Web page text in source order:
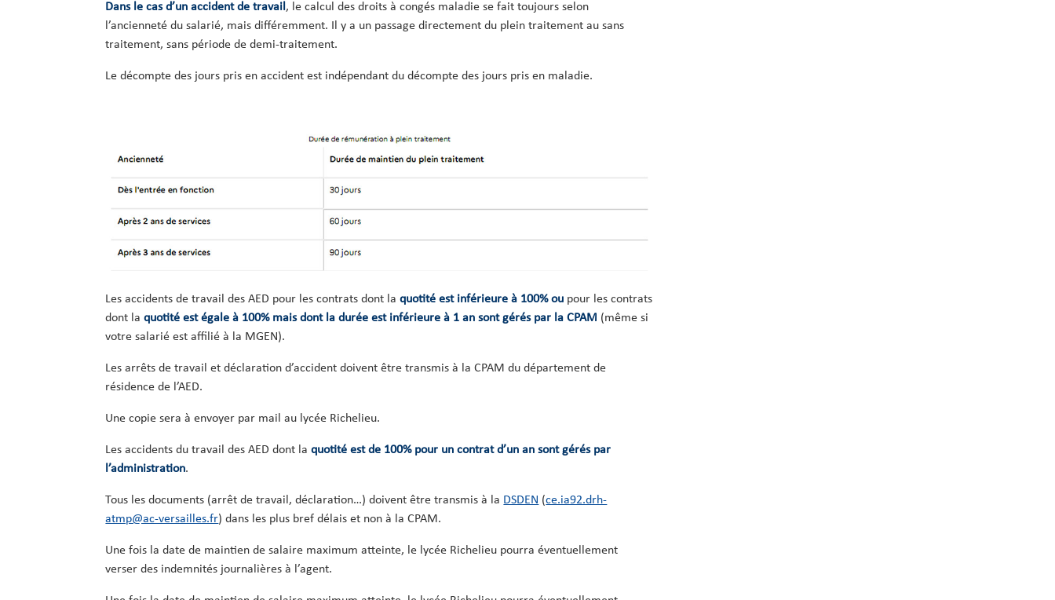
Dans le cas d’un accident de travail, le calcul des droits à congés maladie se fait toujours selon
l’ancienneté du salarié, mais différemment. Il y a un passage directement du plein traitement au sans
traitement, sans période de demi-traitement.
Le décompte des jours pris en accident est indépendant du décompte des jours pris en maladie.
Les accidents de travail des AED pour les contrats dont laquotité est inférieure à 100% ou pour les contrats
dont laquotité est égale à 100% mais dont la durée est inférieure à 1 an sont gérés par la CPAM (même si
votre salarié est affilié à la MGEN).
Les arrêts de travail et déclaration d’accident doivent être transmis à la CPAM du département de
résidence de l’AED.
Une copie sera à envoyer par mail au lycée Richelieu.
Les accidents du travail des AED dont laquotité est de 100% pour un contrat d’un an sont gérés par
l’administration.
Tous les documents (arrêt de travail, déclaration…) doivent être transmis à la DSDEN (ce.ia92.drh-
atmp@ac-versailles.fr) dans les plus bref délais et non à la CPAM.
Une fois la date de maintien de salaire maximum atteinte, le lycée Richelieu pourra éventuellement
verser des indemnités journalières à l’agent.